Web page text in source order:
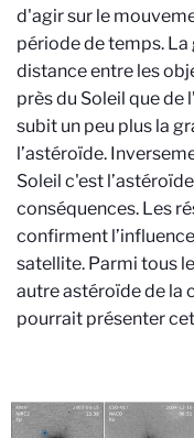
d'agir sur le
période de temps. La
distance entre les
près du Soleil que de
subit un peu plus la
l’astéroïde.
Soleil c'est
conséquences. Les
confirment
satellite. Parmi tous
autre astéroïde de la
pourrait présenter